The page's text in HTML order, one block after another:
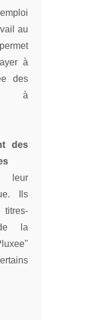
au
à
des
à
des
leur
Ils
titres-
la